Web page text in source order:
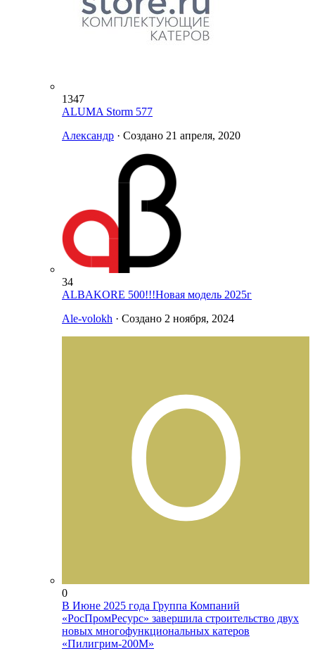
1347
ALUMA Storm 577
Александр · Создано 21 апреля, 2020
34
ALBAKORE 500!!!Новая модель 2025г
Ale-volokh · Создано 2 ноября, 2024
0
В Июне 2025 года Группа Компаний
«РосПромРесурс» завершила строительство двух
новых многофункциональных катеров
«Пилигрим-200М»